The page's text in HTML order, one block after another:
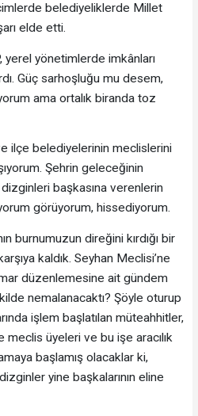
belediyeliklerde Millet
elde etti.
yerel yönetimlerde imkânları
Güç sarhoşluğu mu desem,
ama ortalık biranda toz
ilçe belediyelerinin meclislerini
Şehrin geleceğinin
başkasına verenlerin
görüyorum, hissediyorum.
burnumuzun direğini kırdığı bir
kaldık. Seyhan Meclisi’ne
düzenlemesine ait gündem
nemalanacaktı? Şöyle oturup
işlem başlatılan müteahhitler,
üyeleri ve bu işe aracılık
başlamış olacaklar ki,
yine başkalarının eline